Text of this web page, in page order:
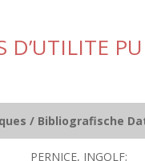
D’UTILITE
/ Bibliografische
PERNICE, INGOLF;